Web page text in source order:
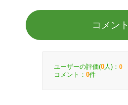
コメント
ユーザーの評価(0 人)： 0
コメント： 0件